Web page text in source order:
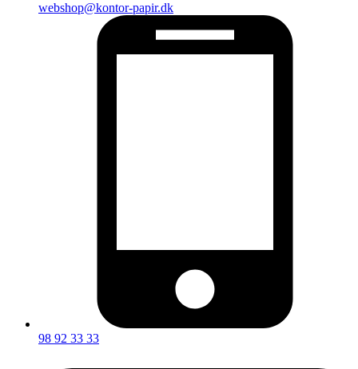
webshop@kontor-papir.dk
98 92 33 33